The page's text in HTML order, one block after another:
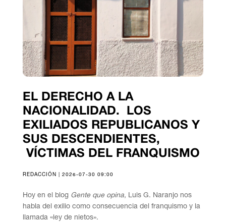
EL DERECHO A LA
NACIONALIDAD. LOS
EXILIADOS REPUBLICANOS Y
SUS DESCENDIENTES,
VÍCTIMAS DEL FRANQUISMO
REDACCIÓN | 2026-07-30 09:00
Hoy en el blog Gente que opina, Luis G. Naranjo nos
habla del exilio como consecuencia del franquismo y la
llamada «ley de nietos».